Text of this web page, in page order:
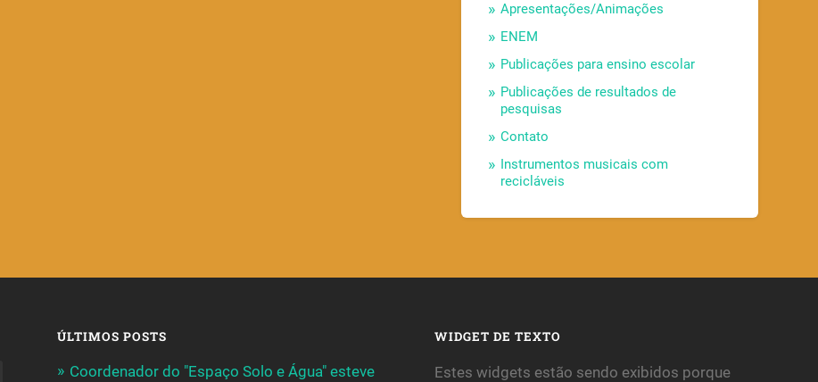
Apresentações/Animações
ENEM
Publicações para ensino escolar
Publicações de resultados de
pesquisas
Contato
Instrumentos musicais com
recicláveis
ÚLTIMOS POSTS
Coordenador do "Espaço Solo e Água" esteve
WIDGET DE TEXTO
Estes widgets estão sendo exibidos porque